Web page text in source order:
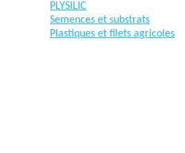
PLYSILIC
Semences et substrats
Plastiques et filets agricoles